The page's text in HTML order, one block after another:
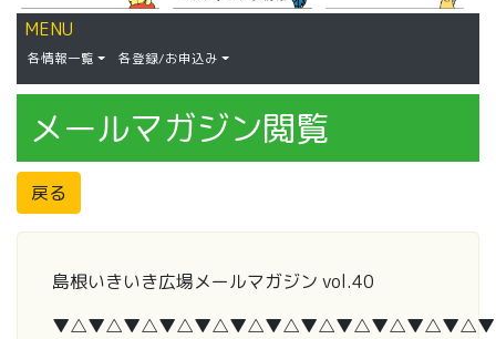
MENU
各情報一覧 各登録/お申込み
メールマガジン閲覧
戻る
島根いきいき広場メールマガジン vol.40